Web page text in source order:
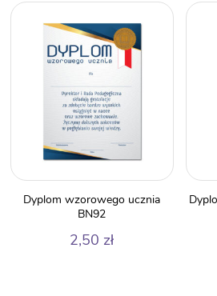
Dyplom wzorowego ucznia
BN92
2,50 zł